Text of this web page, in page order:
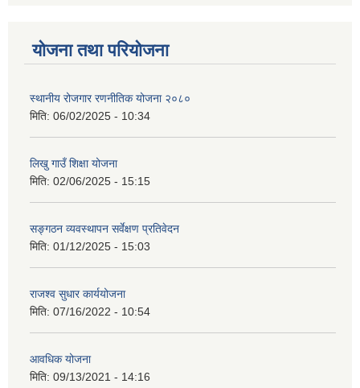
योजना तथा परियोजना
स्थानीय रोजगार रणनीतिक योजना २०८०
मिति: 06/02/2025 - 10:34
लिखु गाउँ शिक्षा योजना
मिति: 02/06/2025 - 15:15
सङ्गठन व्यवस्थापन सर्वेक्षण प्रतिवेदन
मिति: 01/12/2025 - 15:03
राजश्व सुधार कार्ययोजना
मिति: 07/16/2022 - 10:54
आवधिक योजना
मिति: 09/13/2021 - 14:16